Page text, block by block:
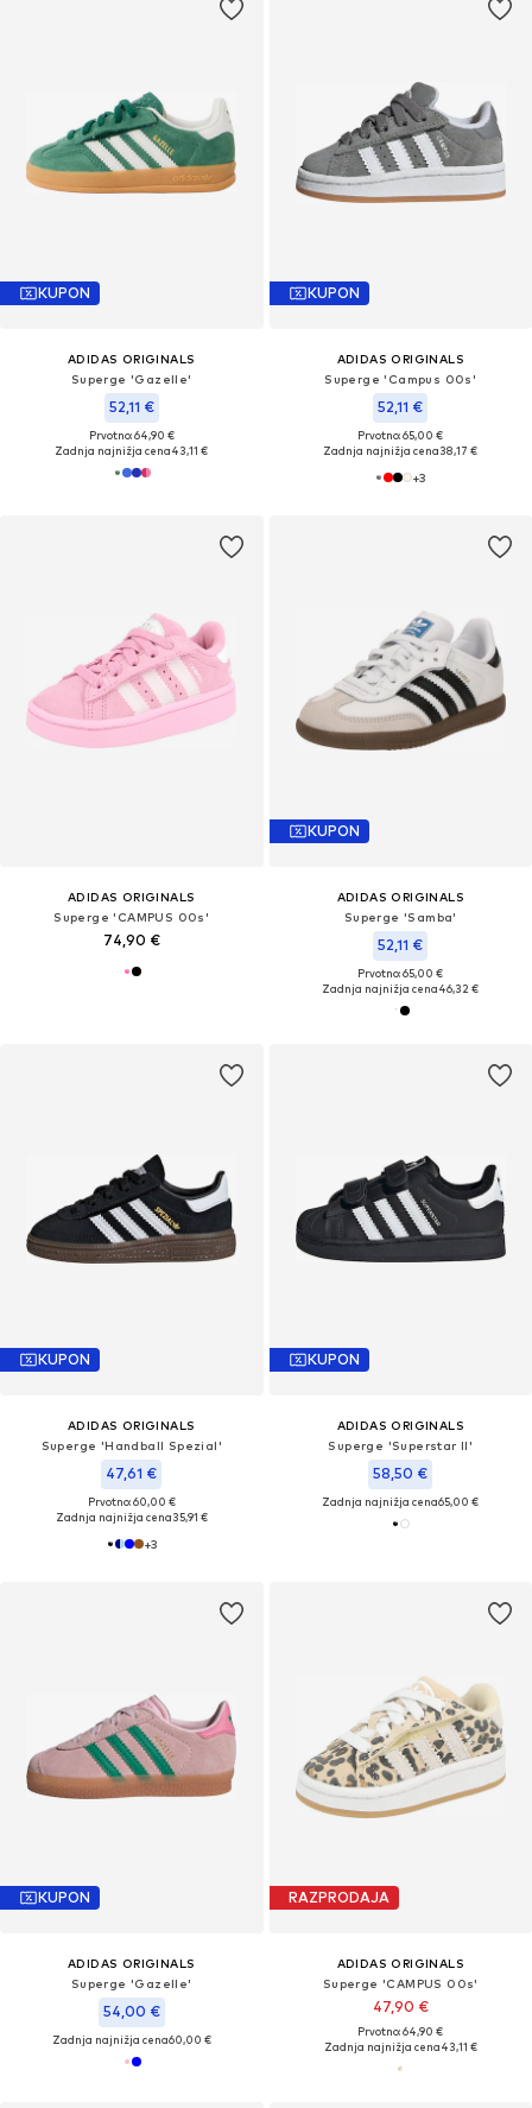
KUPON
ADIDAS ORIGINALS
Superge 'Gazelle'
52,11 €
Prvotno: 64,90 €
Zadnja najnižja cena43,11 €
KUPON
ADIDAS ORIGINALS
Superge 'Campus 00s'
52,11 €
Prvotno: 65,00 €
Zadnja najnižja cena38,17 €
+3
ADIDAS ORIGINALS
Superge 'CAMPUS 00s'
74,90 €
KUPON
ADIDAS ORIGINALS
Superge 'Samba'
52,11 €
Prvotno: 65,00 €
Zadnja najnižja cena46,32 €
KUPON
ADIDAS ORIGINALS
Superge 'Handball Spezial'
47,61 €
Prvotno: 60,00 €
Zadnja najnižja cena35,91 €
+3
KUPON
ADIDAS ORIGINALS
Superge 'Superstar II'
58,50 €
Zadnja najnižja cena65,00 €
KUPON
ADIDAS ORIGINALS
Superge 'Gazelle'
54,00 €
Zadnja najnižja cena60,00 €
RAZPRODAJA
ADIDAS ORIGINALS
Superge 'CAMPUS 00s'
47,90 €
Prvotno: 64,90 €
Zadnja najnižja cena43,11 €